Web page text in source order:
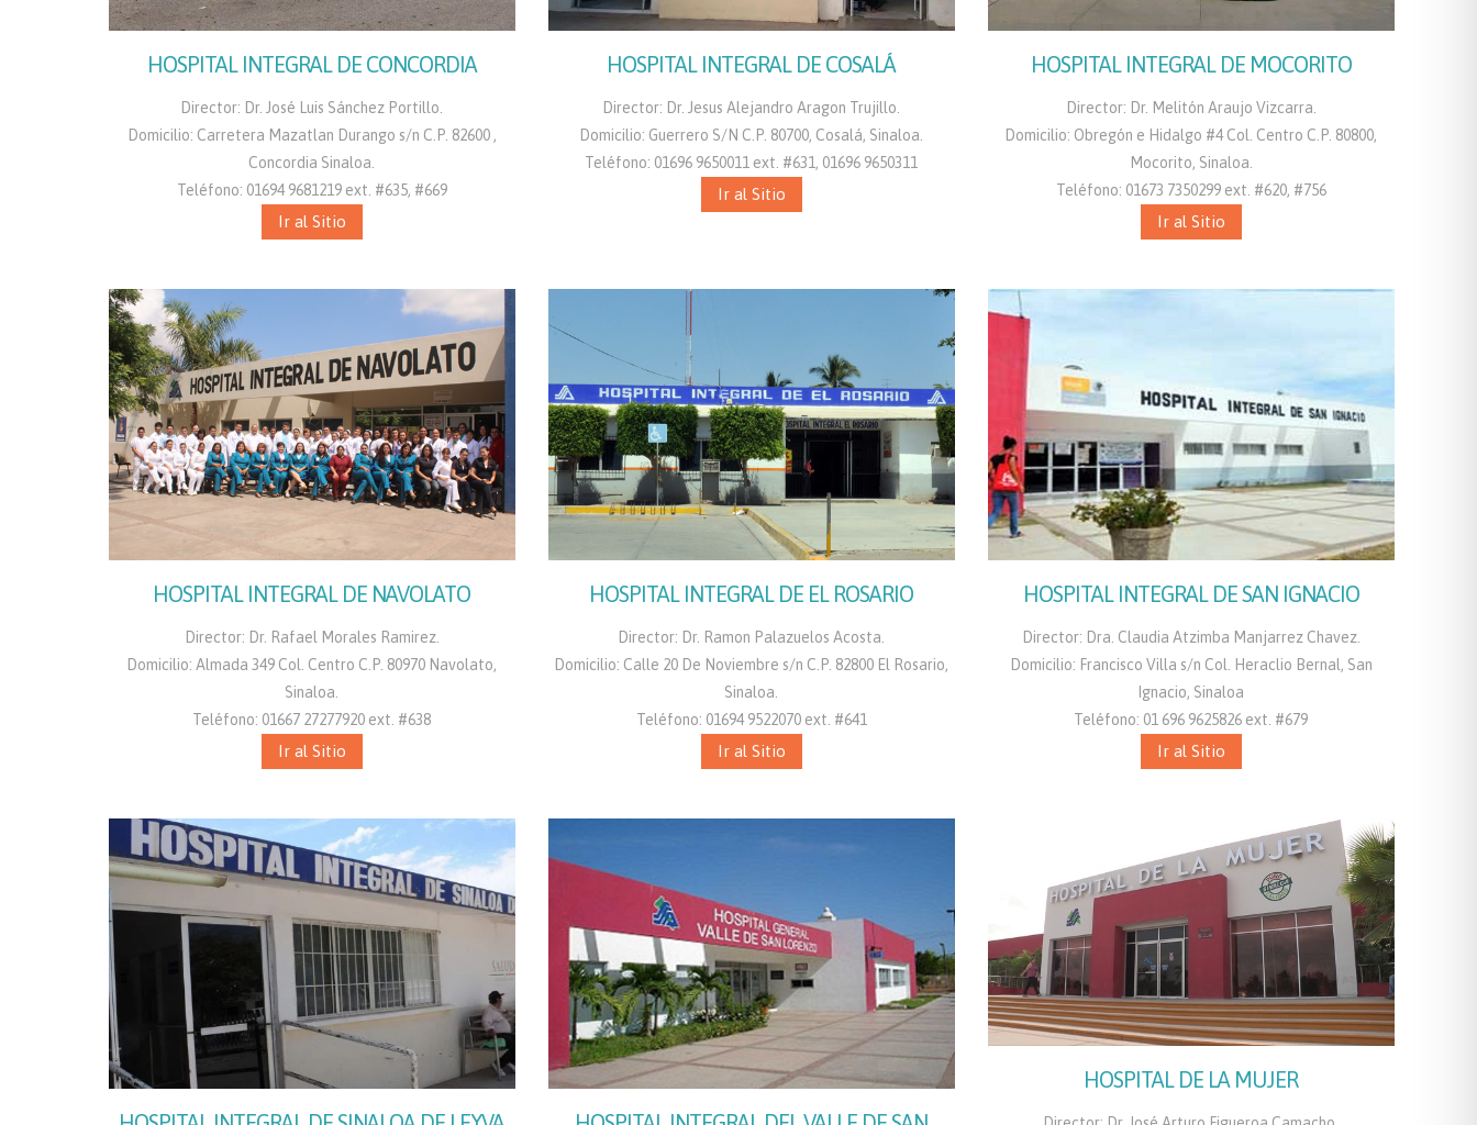
HOSPITAL INTEGRAL DE CONCORDIA
Director: Dr. José Luis Sánchez Portillo.
Domicilio: Carretera Mazatlan Durango s/n C.P. 82600 ,
Concordia Sinaloa.
Teléfono: 01694 9681219 ext. #635, #669
Ir al Sitio
HOSPITAL INTEGRAL DE COSALÁ
Director: Dr. Jesus Alejandro Aragon Trujillo.
Domicilio: Guerrero S/N C.P. 80700, Cosalá, Sinaloa.
Teléfono: 01696 9650011 ext. #631, 01696 9650311
Ir al Sitio
HOSPITAL INTEGRAL DE MOCORITO
Director: Dr. Melitón Araujo Vizcarra.
Domicilio: Obregón e Hidalgo #4 Col. Centro C.P. 80800,
Mocorito, Sinaloa.
Teléfono: 01673 7350299 ext. #620, #756
Ir al Sitio
HOSPITAL INTEGRAL DE NAVOLATO
Director: Dr. Rafael Morales Ramirez.
Domicilio: Almada 349 Col. Centro C.P. 80970 Navolato,
Sinaloa.
Teléfono: 01667 27277920 ext. #638
Ir al Sitio
HOSPITAL INTEGRAL DE EL ROSARIO
Director: Dr. Ramon Palazuelos Acosta.
Domicilio: Calle 20 De Noviembre s/n C.P. 82800 El Rosario,
Sinaloa.
Teléfono: 01694 9522070 ext. #641
Ir al Sitio
HOSPITAL INTEGRAL DE SAN IGNACIO
Director: Dra. Claudia Atzimba Manjarrez Chavez.
Domicilio: Francisco Villa s/n Col. Heraclio Bernal, San
Ignacio, Sinaloa
Teléfono: 01 696 9625826 ext. #679
Ir al Sitio
HOSPITAL DE LA MUJER